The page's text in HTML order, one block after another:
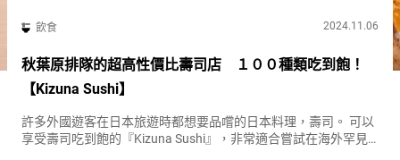
飲食 2024.11.06
秋葉原排隊的超高性價比壽司店 １００種類吃到飽！
【Kizuna Sushi】
許多外國遊客在日本旅遊時都想要品嚐的日本料理，壽司。 可以
享受壽司吃到飽的『Kizuna Sushi』，非常適合嘗試在海外罕見